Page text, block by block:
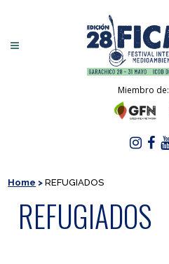
Miembro de:
Home >REFUGIADOS
REFUGIADOS